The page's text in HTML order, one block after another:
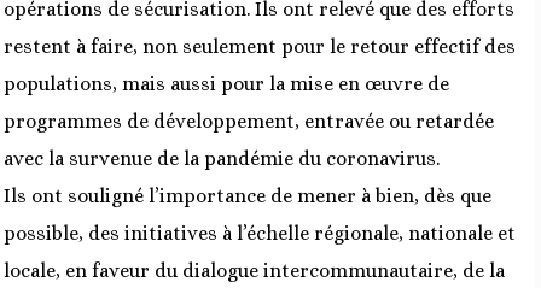
opérations de sécurisation. Ils ont relevé que des efforts
restent à faire, non seulement pour le retour effectif des
populations, mais aussi pour la mise en œuvre de
programmes de développement, entravée ou retardée
avec la survenue de la pandémie du coronavirus.
Ils ont souligné l’importance de mener à bien, dès que
possible, des initiatives à l’échelle régionale, nationale et
locale, en faveur du dialogue intercommunautaire, de la